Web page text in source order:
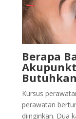
Berapa
Kursus
perawatan
diinginkan. Dua